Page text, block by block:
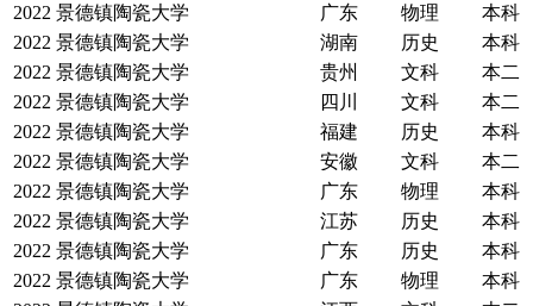
2022 景德镇陶瓷大学 广东 物理
本科
2022 景德镇陶瓷大学 湖南 历史
本科
2022 景德镇陶瓷大学 贵州 文科
本二
2022 景德镇陶瓷大学 四川 文科
本二
2022 景德镇陶瓷大学 福建 历史
本科
2022 景德镇陶瓷大学 安徽 文科
本二
2022 景德镇陶瓷大学 广东 物理
本科
2022 景德镇陶瓷大学 江苏 历史
本科
2022 景德镇陶瓷大学 广东 历史
本科
2022 景德镇陶瓷大学 广东 物理
本科